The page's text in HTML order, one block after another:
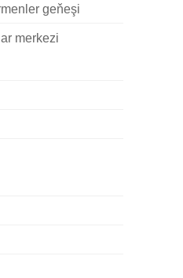
geňeşi
merkezi